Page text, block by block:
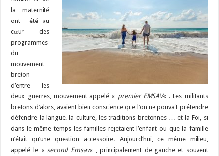
la maternité
ont été au
cœur des
programmes
du
mouvement
breton
d’entre les
deux guerres, mouvement appelé « premier EMSAV« . Les militants
bretons d’alors, avaient bien conscience que l’on ne pouvait prétendre
défendre la langue, la culture, les traditions bretonnes … et la Foi, si
dans le même temps les familles rejetaient l’enfant ou que la famille
n’était qu’une question accessoire. Aujourd’hui, ce même milieu,
appelé le « second Emsav« , principalement de gauche et souvent